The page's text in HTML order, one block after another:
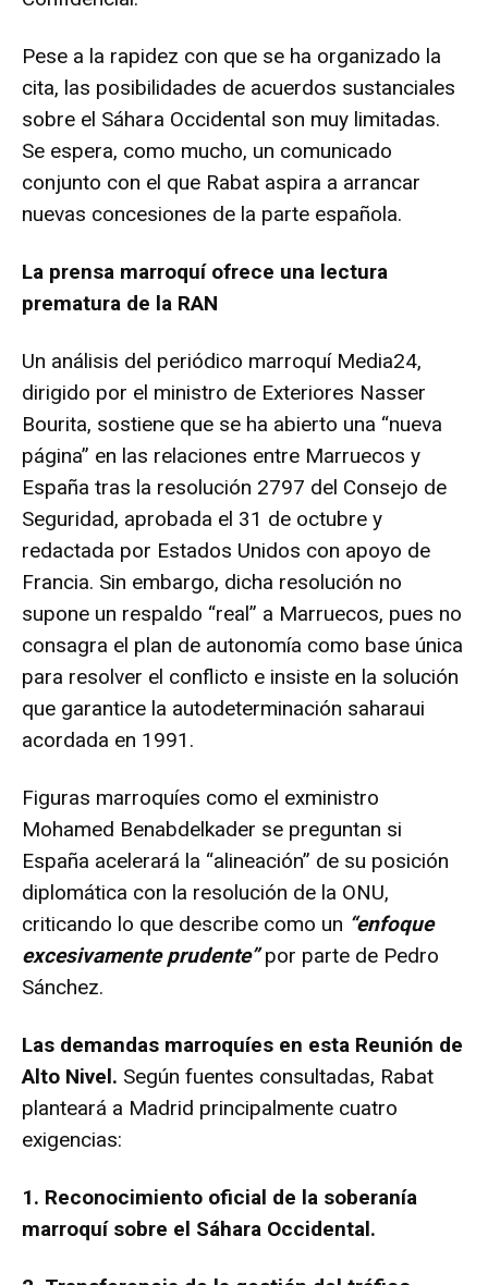
Pese a la rapidez con que se ha organizado la
cita, las posibilidades de acuerdos sustanciales
sobre el Sáhara Occidental son muy limitadas.
Se espera, como mucho, un comunicado
conjunto con el que Rabat aspira a arrancar
nuevas concesiones de la parte española.
La prensa marroquí ofrece una lectura
prematura de la RAN
Un análisis del periódico marroquí Media24,
dirigido por el ministro de Exteriores Nasser
Bourita, sostiene que se ha abierto una “nueva
página” en las relaciones entre Marruecos y
España tras la resolución 2797 del Consejo de
Seguridad, aprobada el 31 de octubre y
redactada por Estados Unidos con apoyo de
Francia. Sin embargo, dicha resolución no
supone un respaldo “real” a Marruecos, pues no
consagra el plan de autonomía como base única
para resolver el conflicto e insiste en la solución
que garantice la autodeterminación saharaui
acordada en 1991.
Figuras marroquíes como el exministro
Mohamed Benabdelkader se preguntan si
España acelerará la “alineación” de su posición
diplomática con la resolución de la ONU,
criticando lo que describe como un “enfoque
excesivamente prudente”por parte de Pedro
Sánchez.
Las demandas marroquíes en esta Reunión de
Alto Nivel. Según fuentes consultadas, Rabat
planteará a Madrid principalmente cuatro
exigencias:
1. Reconocimiento oficial de la soberanía
marroquí sobre el Sáhara Occidental.